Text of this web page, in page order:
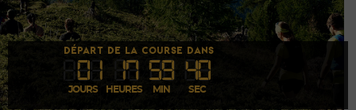
DÉPART DE LA COURSE DANS
0 1 17 59 39
JOURS HEURES MIN SEC